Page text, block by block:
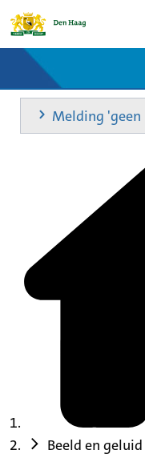
Home
Nieuws
Ontdek de stad
De studiezaal
Bronnen en
Melding
Beeld en geluid